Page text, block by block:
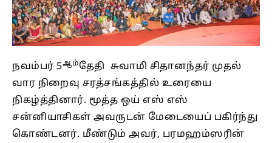
நவம்பர் 5ஆம்தேதி சுவாமி சிதானந்தர் முதல்
வார நிறைவு சரத்சங்கத்தில் உரையை
நிகழ்த்தினார். மூத்த ஒய் எஸ் எஸ்
சன்னியாசிகள் அவருடன் மேடையைப் பகிர்ந்து
கொண்டனர். மீண்டும் அவர், பரமஹம்ஸரின்